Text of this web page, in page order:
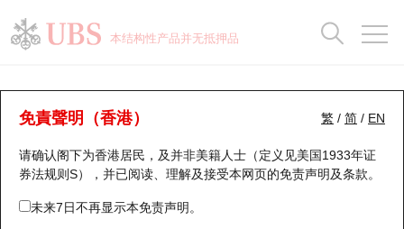
本结构性产品并无抵押品
繁 / 简 / EN
免責聲明（香港）
请确认阁下为香港居民，及并非美籍人士（定义见美国1933年证
券法规则S），并已阅读、理解及接受本网页的免责声明及条款。
未来7日不再显示本免责声明。
认股证分析仪
表现 街货统计 比较
13724 瑞银认购 0823 领展房产基金
瑞银认股证一览
新发行瑞银认股证
即将到期认股证
街货统计
比较
牛熊全景快搜
牛熊证搜寻
牛熊证街货分布图
街货统计
比较
十大升幅/跌幅
十大认股证成交分布
十天股证占大市成交
正股分析仪
二十大活跃股份
恒指成份股
持股比重
显示所有持股比重
每月轮证大市专题
轮证专栏
讲座及教育短片